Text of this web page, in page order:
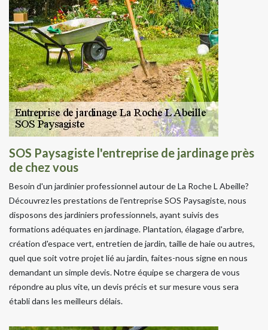
SOS Paysagiste l'entreprise de jardinage près
de chez vous
Besoin d'un jardinier professionnel autour de La Roche L Abeille?
Découvrez les prestations de l'entreprise SOS Paysagiste, nous
disposons des jardiniers professionnels, ayant suivis des
formations adéquates en jardinage. Plantation, élagage d'arbre,
création d'espace vert, entretien de jardin, taille de haie ou autres,
quel que soit votre projet lié au jardin, faites-nous signe en nous
demandant un simple devis. Notre équipe se chargera de vous
répondre au plus vite, un devis précis et sur mesure vous sera
établi dans les meilleurs délais.